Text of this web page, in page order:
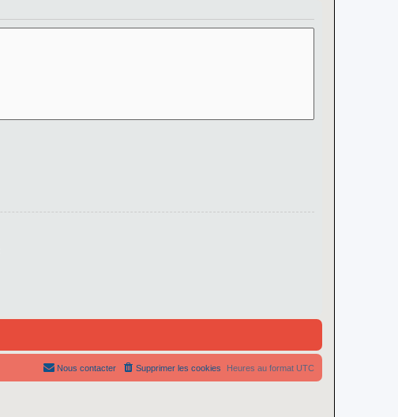
Heures au format UTC
Supprimer les cookies
Nous contacter